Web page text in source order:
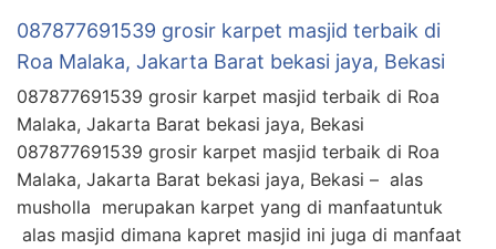
087877691539 grosir karpet masjid terbaik di
Roa Malaka, Jakarta Barat bekasi jaya, Bekasi
087877691539 grosir karpet masjid terbaik di Roa
Malaka, Jakarta Barat bekasi jaya, Bekasi
087877691539 grosir karpet masjid terbaik di Roa
Malaka, Jakarta Barat bekasi jaya, Bekasi – alas
musholla merupakan karpet yang di manfaatuntuk
alas masjid dimana kapret masjid ini juga di manfaat